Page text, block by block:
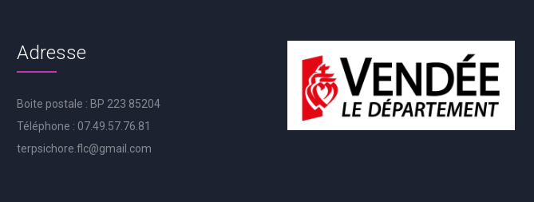
Adresse
Boite postale : BP 223 85204
Téléphone : 07.49.57.76.81
terpsichore.flc@gmail.com